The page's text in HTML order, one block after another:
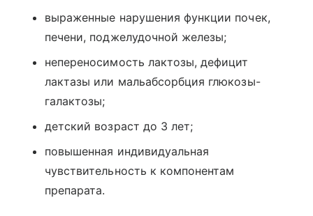
выраженные нарушения функции почек,
печени, поджелудочной железы;
непереносимость лактозы, дефицит
лактазы или мальабсорбция глюкозы-
галактозы;
детский возраст до 3 лет;
повышенная индивидуальная
чувствительность к компонентам
препарата.